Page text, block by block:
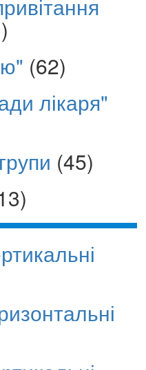
(62)
лікаря"
(45)